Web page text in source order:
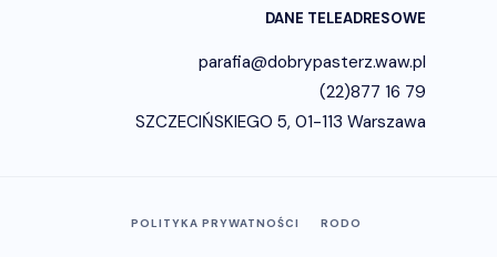
DANE TELEADRESOWE
parafia@dobrypasterz.waw.pl
(22)877 16 79
SZCZECIŃSKIEGO 5, 01-113 Warszawa
POLITYKA PRYWATNOŚCI RODO